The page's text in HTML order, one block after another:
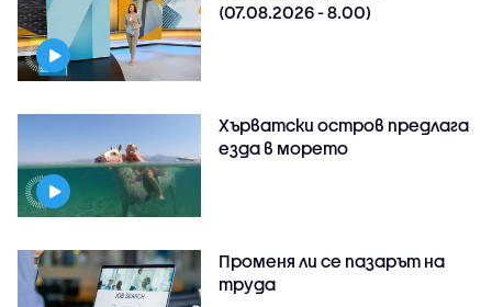
(07.08.2026 - 8.00)
Хърватски остров предлага
езда в морето
Променя ли се пазарът на
труда